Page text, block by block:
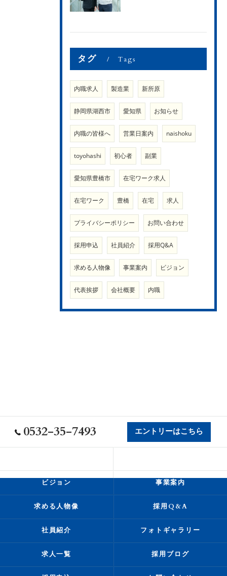
タグ Tags
内職求人 製造業 新所原
静岡県湖西市 愛知県 お知らせ
内職の皆様へ 営業日案内 naishoku
toyohashi 初心者 副業
愛知県豊橋市 在宅ワーク求人
在宅ワーク 豊橋 在宅 求人
プライバシーポリシー お問い合わせ
採用申込 社員紹介 採用Q&A
求める人物像 事業案内 ビジョン
代表挨拶 会社概要 内職
0532-35-7493 エントリーはこちら
ビジョン 事業案内
求める人物像 採用Q&A
社員紹介 フォトギャラリー
求人一覧 採用ブログ